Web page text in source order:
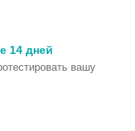
14 дней
вашу